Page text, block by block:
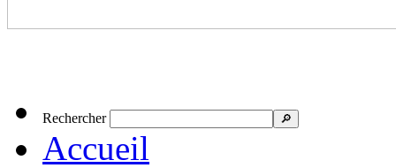
Rechercher 🔎
Accueil